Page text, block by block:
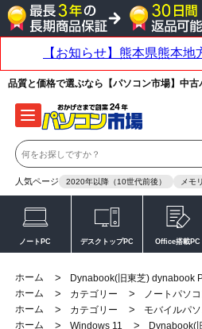
品質と価格で選ぶなら【パソコン市場】中古
人気ページ 2020年以降（10世代前後） メモ
ノートPC デスクトップPC Office搭載PC
ホーム >
Dynabook(旧東芝) dynabook
ホーム
> カテゴリー > ノートパソ
ホーム
> カテゴリー > モバイルパ
ホーム
> Windows 11 >
Dynabook(